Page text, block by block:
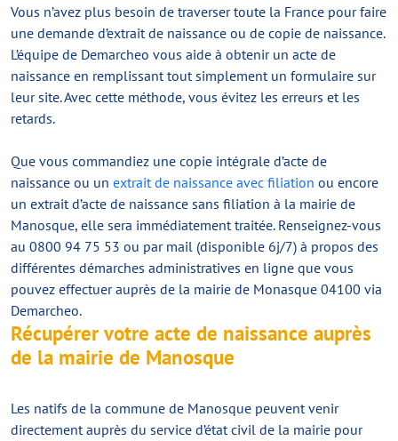
Vous n’avez plus besoin de traverser toute la France pour faire
une demande d’extrait de naissance ou de copie de naissance.
L’équipe de Demarcheo vous aide à obtenir un acte de
naissance en remplissant tout simplement un formulaire sur
leur site. Avec cette méthode, vous évitez les erreurs et les
retards.
Que vous commandiez une copie intégrale d’acte de
naissance ou un extrait de naissance avec filiation ou encore
un extrait d’acte de naissance sans filiation à la mairie de
Manosque, elle sera immédiatement traitée. Renseignez-vous
au 0800 94 75 53 ou par mail (disponible 6j/7) à propos des
différentes démarches administratives en ligne que vous
pouvez effectuer auprès de la mairie de Monasque 04100 via
Demarcheo.
Récupérer votre acte de naissance auprès
de la mairie de Manosque
Les natifs de la commune de Manosque peuvent venir
directement auprès du service d’état civil de la mairie pour